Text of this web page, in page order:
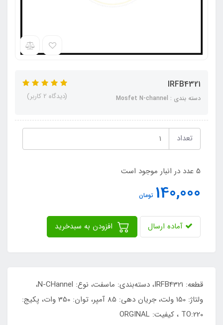
IRFB4321
دسته بندی : Mosfet N-channel (دیدگاه 2 کاربر)
تعداد
5 عدد در انبار موجود است
140,000 تومان
آماده ارسال
قطعه: IRFB4321، دسته‌بندی: ماسفت، نوع: N-CHannel،
ولتاژ: 150 ولت، جریان دهی: 85 آمپر، توان: 350 وات، پکیج:
TO:220 ، کیفیت: ORGINAL